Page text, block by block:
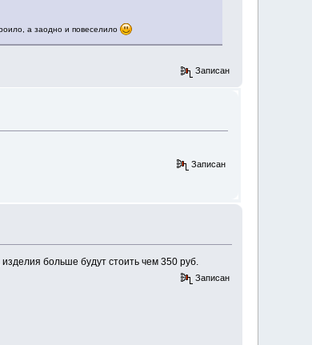
а заодно и повеселило
Записан
Записан
больше будут стоить чем 350 руб.
Записан